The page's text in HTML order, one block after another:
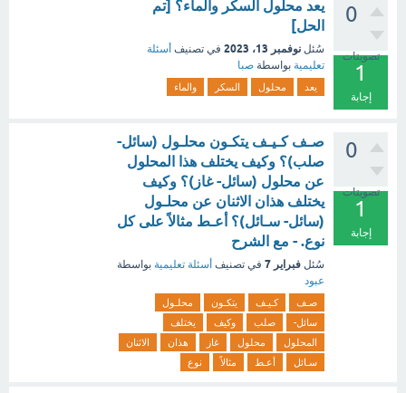
0
تصويتات
1
إجابة
يعد محلول السكر والماء؟ [تم
الحل]
سُئل نوفمبر 13، 2023 في تصنيف أسئلة
تعليمية بواسطة صبا
يعد محلول السكر والماء
0
تصويتات
1
إجابة
صـف كـيـف يتكـون محلـول (سائل-
صلب)؟ وكيف يختلف هذا المحلول
عن محلول (سائل- غاز)؟ وكيف
يختلف هذان الاثنان عن محلـول
(سائل- سـائل)؟ أعـط مثالاً على كل
نوع. - مع الشرح
سُئل فبراير 7 في تصنيف أسئلة تعليمية بواسطة
عبود
صـف كـيـف يتكـون
محلـول
سائل-
صلب وكيف
يختلف
المحلول
محلول غاز هذان
الاثنان
سـائل
أعـط مثالاً نوع